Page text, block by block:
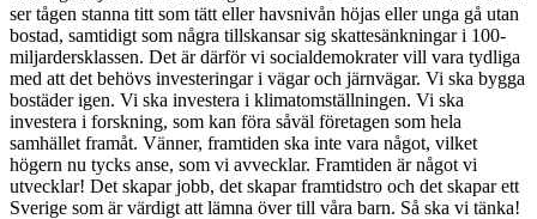
ser tågen stanna titt som tätt eller havsnivån höjas eller unga gå utan
bostad, samtidigt som några tillskansar sig skattesänkningar i 100-
miljardersklassen. Det är därför vi socialdemokrater vill vara tydliga
med att det behövs investeringar i vägar och järnvägar. Vi ska bygga
bostäder igen. Vi ska investera i klimatomställningen. Vi ska
investera i forskning, som kan föra såväl företagen som hela
samhället framåt. Vänner, framtiden ska inte vara något, vilket
högern nu tycks anse, som vi avvecklar. Framtiden är något vi
utvecklar! Det skapar jobb, det skapar framtidstro och det skapar ett
Sverige som är värdigt att lämna över till våra barn. Så ska vi tänka!